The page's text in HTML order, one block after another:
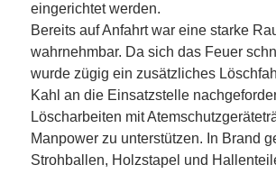
eingerichtet werden.
Bereits auf Anfahrt war eine starke
wahrnehmbar. Da sich das Feuer
wurde zügig ein zusätzliches
Kahl an die Einsatzstelle
Löscharbeiten mit
Manpower zu unterstützen. In Brand
Strohballen, Holzstapel und